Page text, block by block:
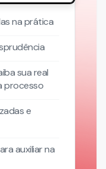
na prática
sua real
processo
e
auxiliar na